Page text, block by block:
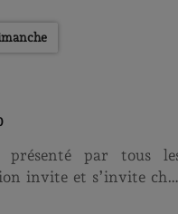
présenté par tous
invite et s’invite chez